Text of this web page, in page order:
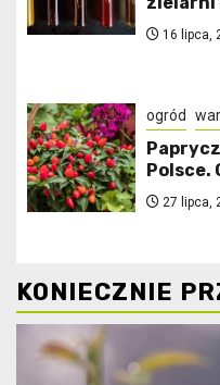
16 lipca,
ogród
Polsce.
27 lipca,
KONIECZNIE